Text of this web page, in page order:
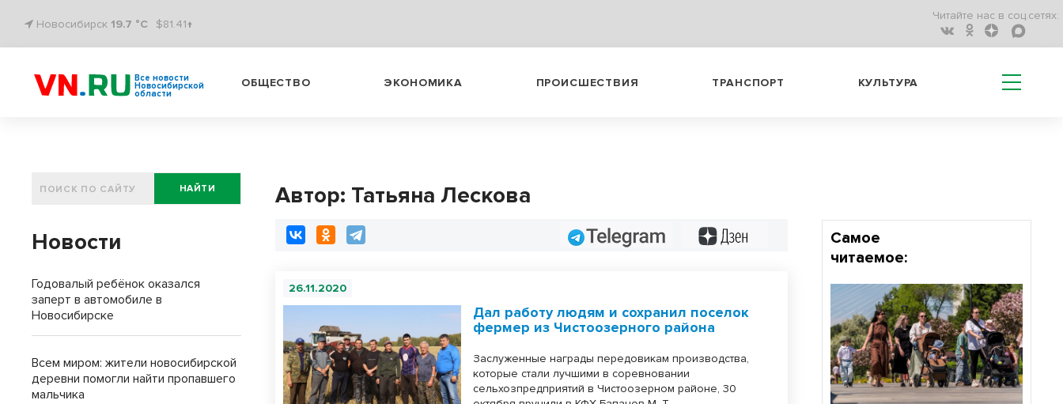
Новосибирск 19.7 °C $81.41↑
Читайте нас в соц.сетях:
Все новости
Новосибирской
области
ОБЩЕСТВО ЭКОНОМИКА ПРОИСШЕСТВИЯ ТРАНСПОРТ КУЛЬТУРА
Автор: Татьяна Лескова
Telegram
26.11.2020
Дал работу людям и сохранил поселок
фермер из Чистоозерного района
Заслуженные награды передовикам производства,
которые стали лучшими в соревновании
сельхозпредприятий в Чистоозерном районе, 30
НАЙТИ
Новости
Годовалый ребёнок оказался
заперт в автомобиле в
Новосибирске
Всем миром: жители новосибирской
деревни помогли найти пропавшего
мальчика
Самое
читаемое: